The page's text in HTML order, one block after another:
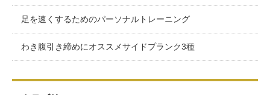
足を速くするためのパーソナルトレーニング
わき腹引き締めにオススメサイドプランク3種